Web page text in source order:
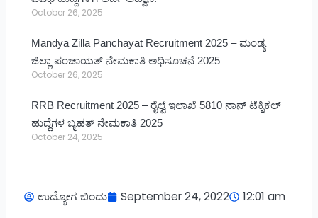
October 26, 2025
Mandya Zilla Panchayat Recruitment 2025 – ಮಂಡ್ಯ
ಜಿಲ್ಲಾ ಪಂಚಾಯತ್ ನೇಮಕಾತಿ ಅಧಿಸೂಚನೆ 2025
October 26, 2025
RRB Recruitment 2025 – ರೈಲ್ವೆ ಇಲಾಖೆ 5810 ನಾನ್ ಟೆಕ್ನಿಕಲ್
ಹುದ್ದೆಗಳ ಬೃಹತ್ ನೇಮಕಾತಿ 2025
October 24, 2025
ಉದ್ಯೋಗ ಬಿಂದು September 24, 2022 12:01 am